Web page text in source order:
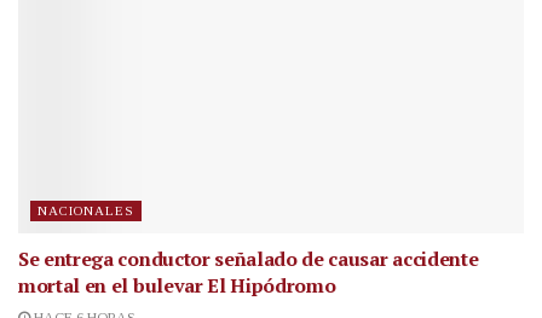
NACIONALES
Se entrega conductor señalado de causar accidente
mortal en el bulevar El Hipódromo